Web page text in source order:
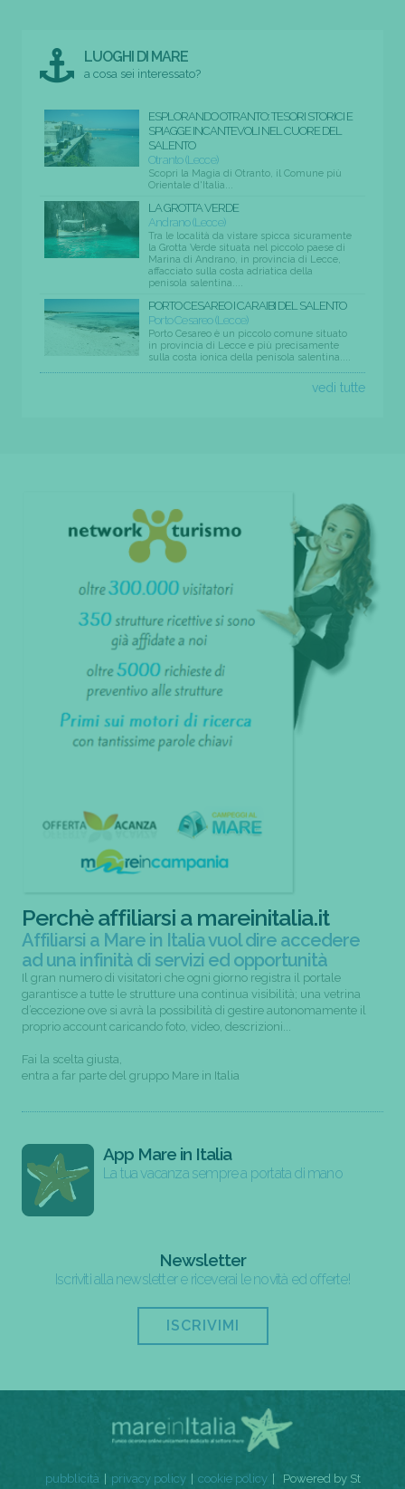
LUOGHI DI MARE
a cosa sei interessato?
ESPLORANDO OTRANTO: TESORI STORICI E
SPIAGGE INCANTEVOLI NEL CUORE DEL
SALENTO
Otranto (Lecce)
Scopri la Magia di Otranto, il Comune più
Orientale d'Italia...
LA GROTTA VERDE
Andrano (Lecce)
Tra le località da vistare spicca sicuramente
la Grotta Verde situata nel piccolo paese di
Marina di Andrano, in provincia di Lecce,
affacciato sulla costa adriatica della
penisola salentina....
PORTO CESAREO I CARAIBI DEL SALENTO
Porto Cesareo (Lecce)
Porto Cesareo è un piccolo comune situato
in provincia di Lecce e più precisamente
sulla costa ionica della penisola salentina....
vedi tutte
Perchè affiliarsi a mareinitalia.it
Affiliarsi a Mare in Italia vuol dire accedere
ad una infinità di servizi ed opportunità
Il gran numero di visitatori che ogni giorno registra il portale
garantisce a tutte le strutture una continua visibilità; una vetrina
d’eccezione ove si avrà la possibilità di gestire autonomamente il
proprio account caricando foto, video, descrizioni...
Fai la scelta giusta,
entra a far parte del gruppo Mare in Italia
App Mare in Italia
La tua vacanza sempre a portata di mano
Newsletter
Iscriviti alla newsletter e riceverai le novità ed offerte!
ISCRIVIMI
pubblicità privacy policy cookie policy Powered by St